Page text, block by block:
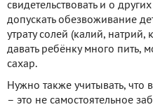
свидетельствовать и о
допускать обезвоживание
утрату солей (калий, натрий,
давать ребёнку много пить,
сахар.
Нужно также учитывать, что
– это не самостоятельное